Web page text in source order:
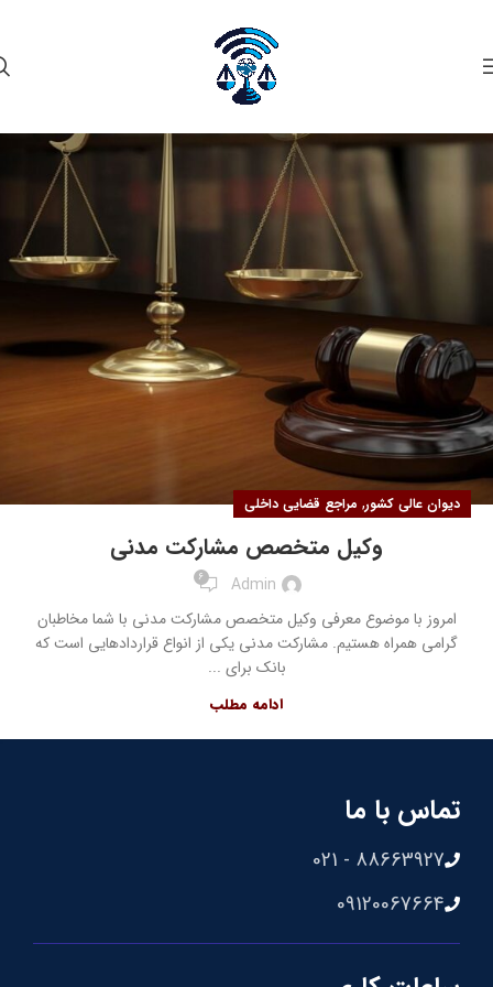
دیوان عالی کشور, مراجع قضایی داخلی
وکیل متخصص مشارکت مدنی
Admin
6
امروز با موضوع معرفی وکیل متخصص مشارکت مدنی با شما مخاطبان
گرامی همراه هستیم. مشارکت مدنی یکی از انواع قراردادهایی است که
بانک برای ...
ادامه مطلب
تماس با ما
88663927 - 021
09120067664